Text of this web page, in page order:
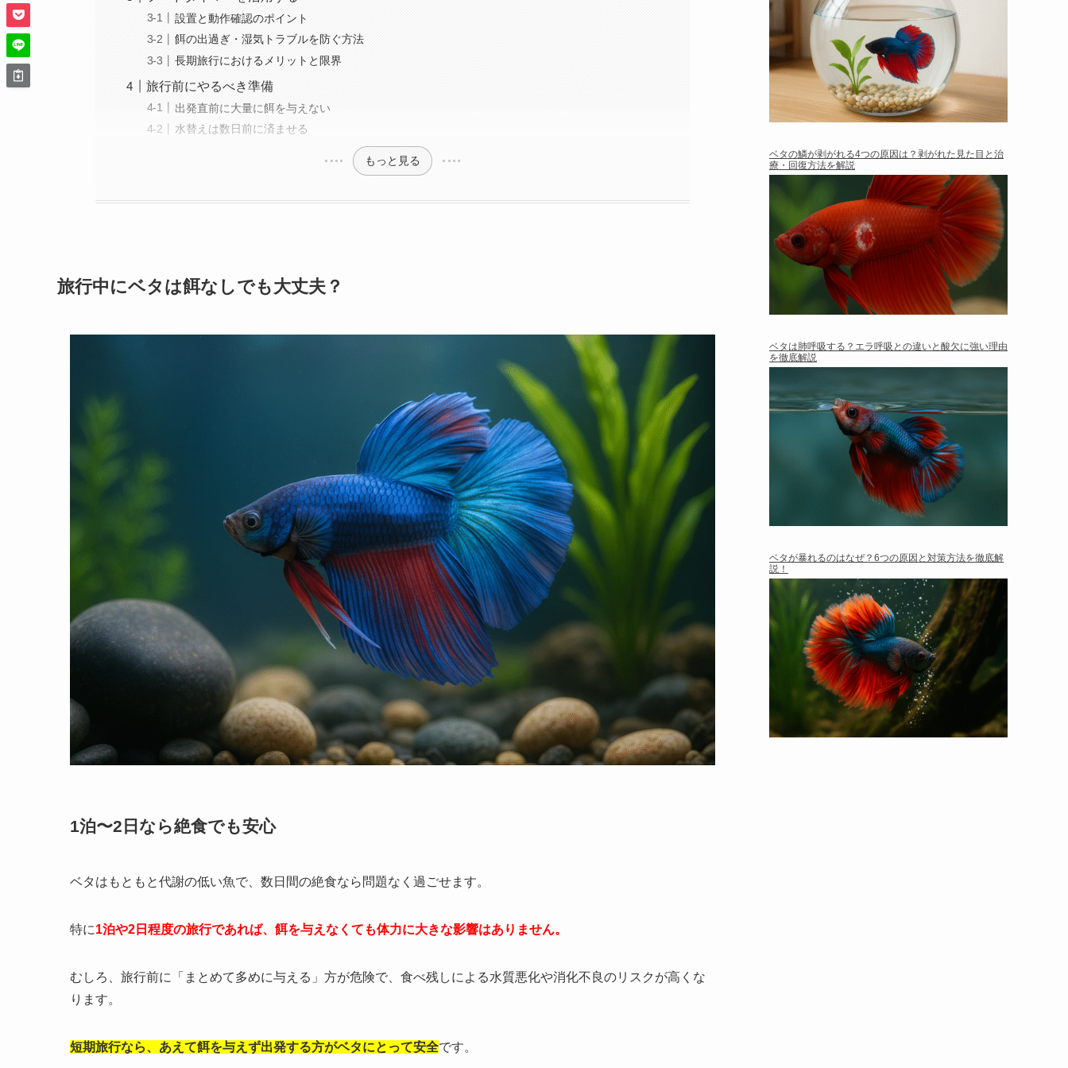
設置と動作確認のポイント
餌の出過ぎ・湿気トラブルを防ぐ方法
長期旅行におけるメリットと限界
旅行前にやるべき準備
出発直前に大量に餌を与えない
水替えは数日前に済ませる
もっと見る
旅行中にベタは餌なしでも大丈夫？
1泊〜2日なら絶食でも安心
ベタはもともと代謝の低い魚で、数日間の絶食なら問題なく過ごせます。
特に1泊や2日程度の旅行であれば、餌を与えなくても体力に大きな影響はありません。
むしろ、旅行前に「まとめて多めに与える」方が危険で、食べ残しによる水質悪化や消化不良のリスクが高くな
ります。
短期旅行なら、あえて餌を与えず出発する方がベタにとって安全です。
ベタの鱗が剥がれる4つの原因は？剥がれた見た目と治
療・回復方法を解説
ベタは肺呼吸する？エラ呼吸との違いと酸欠に強い理由
を徹底解説
ベタが暴れるのはなぜ？6つの原因と対策方法を徹底解
説！